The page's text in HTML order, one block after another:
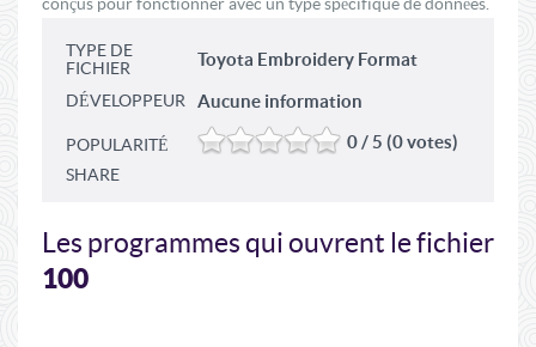
TYPE DE
FICHIER
Toyota Embroidery Format
DÉVELOPPEUR Aucune information
POPULARITÉ 0 / 5 (0 votes)
SHARE
Les programmes qui ouvrent le fichier
100